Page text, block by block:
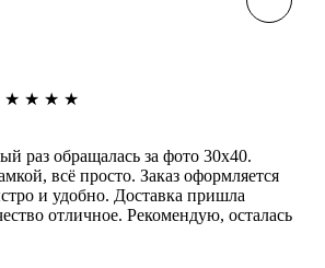
★ ★ ★ ★
раз обращалась за фото 30х40.
всё просто. Заказ оформляется
и удобно. Доставка пришла
отличное. Рекомендую, осталась